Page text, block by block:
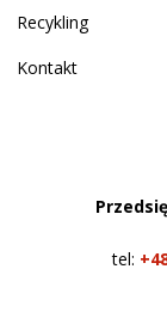
Recykling
Kontakt
tel: